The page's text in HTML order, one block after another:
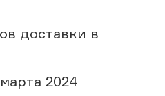
доставки в
2024